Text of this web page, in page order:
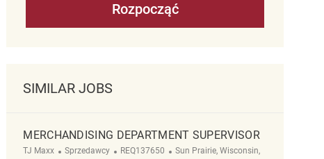
Rozpocząć
SIMILAR JOBS
MERCHANDISING DEPARTMENT SUPERVISOR
TJ Maxx Kategoria
Sprzedawcy ReqId
REQ137650 Lokalizacja
Sun Prairie, Wisconsin,